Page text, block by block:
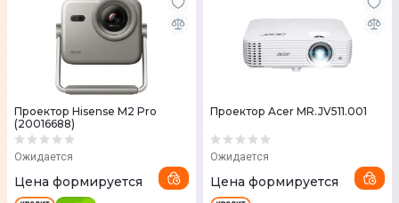
Проектор Hisense M2 Pro
(20016688)
Ожидается
Цена формируется
Проектор Acer MR.JV511.001
Ожидается
Цена формируется